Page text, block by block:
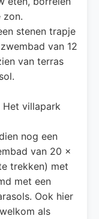
zon.
stenen trapje
van 12
van terras
Het villapark
nog een
van 20 x
trekken) met
met een
Ook hier
als